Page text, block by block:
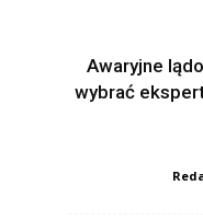
Awaryjne
wybrać